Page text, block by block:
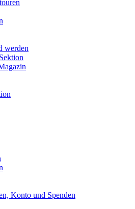
werden
Konto und Spenden